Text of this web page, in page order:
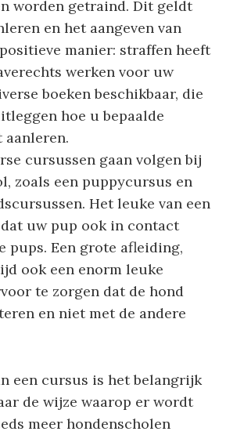
worden getraind. Dit geldt
en het aangeven van
manier: straffen heeft
werken voor uw
boeken beschikbaar, die
hoe u bepaalde
aanleren.
cursussen gaan volgen bij
zoals een puppycursus en
Het leuke van een
uw pup ook in contact
pups. Een grote afleiding,
ook een enorm leuke
te zorgen dat de hond
en niet met de andere
een cursus is het belangrijk
de wijze waarop er wordt
meer hondenscholen